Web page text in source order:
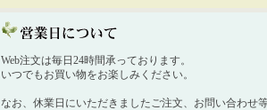
Web注文は毎日24時間承っております。
いつでもお買い物をお楽しみください。
なお、休業日にいただきましたご注文、お問い合わせ